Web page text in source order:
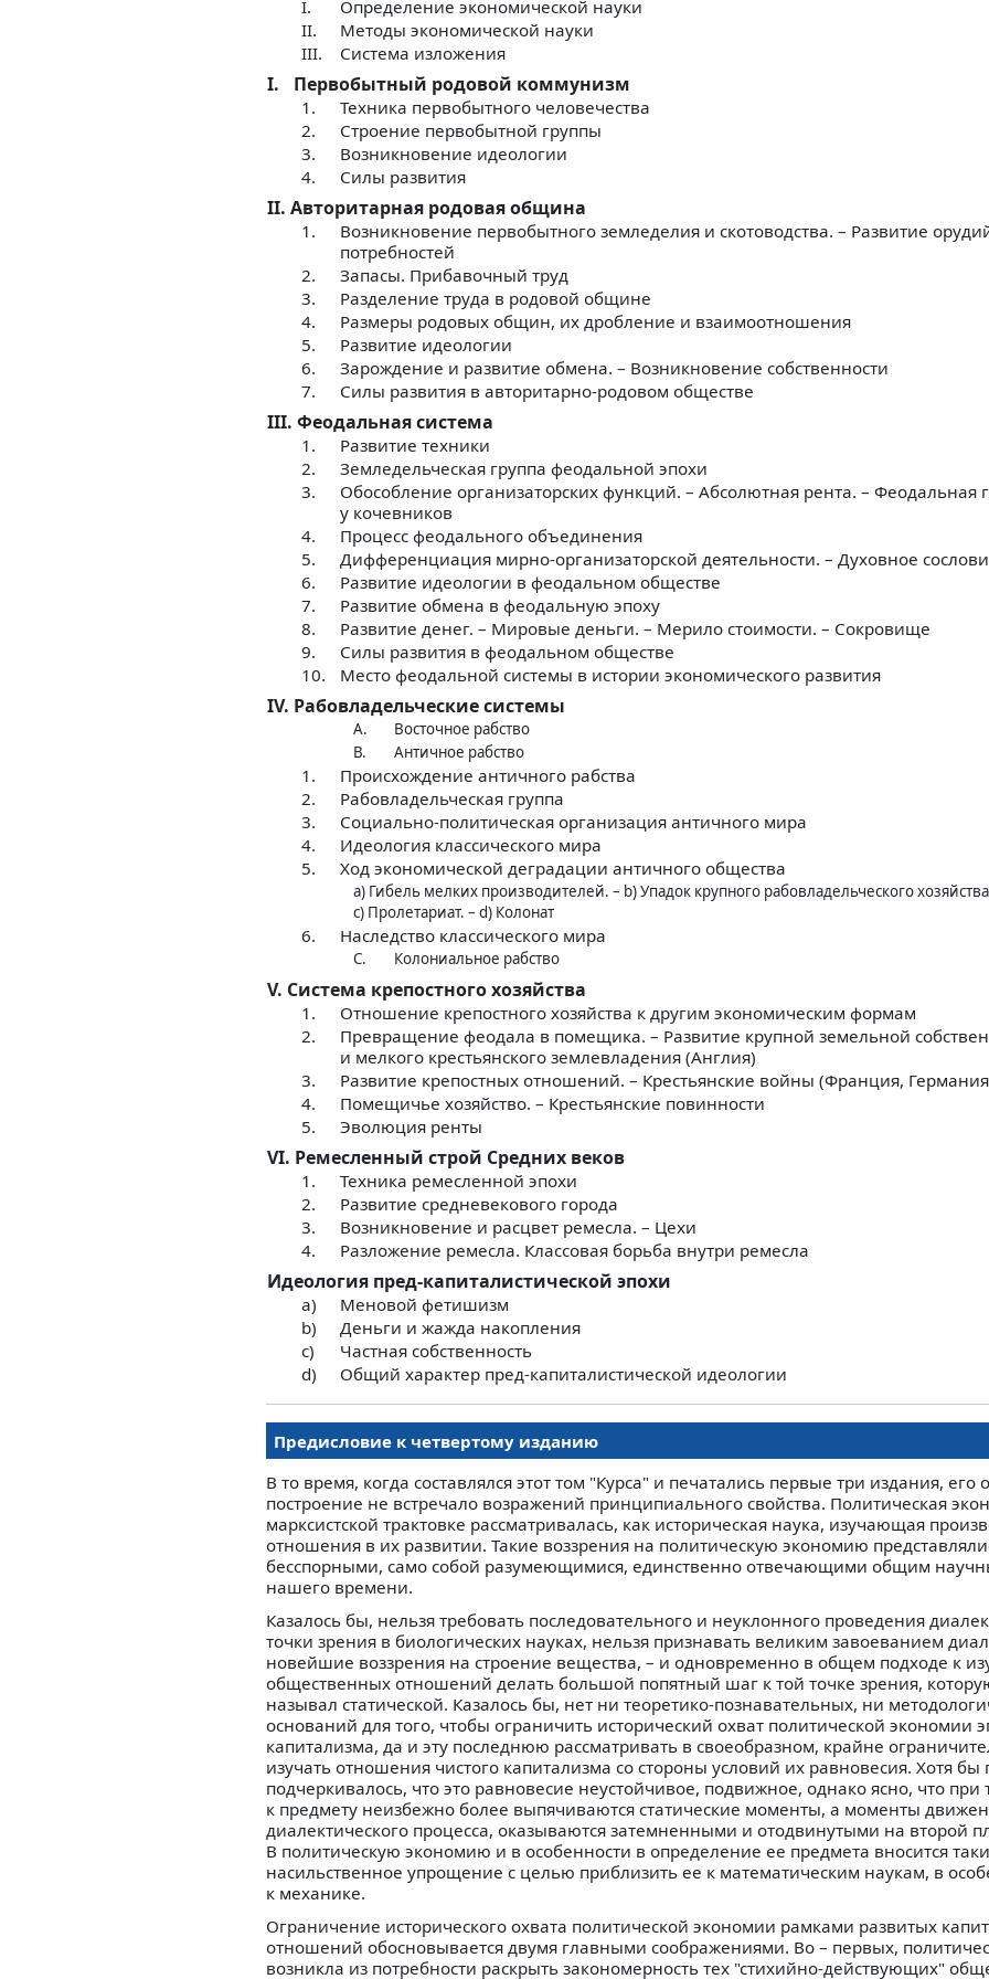
I.
Определение экономической науки
II.
Методы экономической науки
III.
Система изложения
I. Первобытный родовой коммунизм
1.
Техника первобытного человечества
2.
Строение первобытной группы
3.
Возникновение идеологии
4.
Силы развития
II. Авторитарная родовая община
1.
Возникновение первобытного земледелия и скотоводства. – Развитие
потребностей
2.
Запасы. Прибавочный труд
3.
Разделение труда в родовой общине
4.
Размеры родовых общин, их дробление и взаимоотношения
5.
Развитие идеологии
6.
Зарождение и развитие обмена. – Возникновение собственности
7.
Силы развития в авторитарно-родовом обществе
III. Феодальная система
1.
Развитие техники
2.
Земледельческая группа феодальной эпохи
3.
Обособление организаторских функций. – Абсолютная рента. – Феодальная
у кочевников
4.
Процесс феодального объединения
5.
Дифференциация мирно-организаторской деятельности. – Духовное
6.
Развитие идеологии в феодальном обществе
7.
Развитие обмена в феодальную эпоху
8.
Развитие денег. – Мировые деньги. – Мерило стоимости. – Сокровище
9.
Силы развития в феодальном обществе
10.
Место феодальной системы в истории экономического развития
IV. Рабовладельческие системы
А.
Восточное рабство
В.
Античное рабство
1.
Происхождение античного рабства
2.
Рабовладельческая группа
3.
Социально-политическая организация античного мира
4.
Идеология классического мира
5.
Ход экономической деградации античного общества
а) Гибель мелких производителей. – b) Упадок крупного рабовладельческого
с) Пролетариат. – d) Колонат
6. Наследство классического мира
С. Колониальное рабство
V. Система крепостного хозяйства
1.
Отношение крепостного хозяйства к другим экономическим формам
2.
Превращение феодала в помещика. – Развитие крупной земельной
и мелкого крестьянского землевладения (Англия)
3.
Развитие крепостных отношений. – Крестьянские войны (Франция,
4.
Помещичье хозяйство. – Крестьянские повинности
5.
Эволюция ренты
VI. Ремесленный строй Средних веков
1.
Техника ремесленной эпохи
2.
Развитие средневекового города
3.
Возникновение и расцвет ремесла. – Цехи
4.
Разложение ремесла. Классовая борьба внутри ремесла
Идеология пред-капиталистической эпохи
а)
Меновой фетишизм
b)
Деньги и жажда накопления
с)
Частная собственность
d)
Общий характер пред-капиталистической идеологии
Предисловие к четвертому изданию
В то время, когда составлялся этот том "Курса" и печатались первые три издания, его
построение не встречало возражений принципиального свойства. Политическая
марксистской трактовке рассматривалась, как историческая наука, изучающая
отношения в их развитии. Такие воззрения на политическую экономию
бесспорными, само собой разумеющимися, единственно отвечающими общим
нашего времени.
Казалось бы, нельзя требовать последовательного и неуклонного проведения
точки зрения в биологических науках, нельзя признавать великим завоеванием
новейшие воззрения на строение вещества, – и одновременно в общем подходе к
общественных отношений делать большой попятный шаг к той точке зрения,
называл статической. Казалось бы, нет ни теоретико-познавательных, ни
оснований для того, чтобы ограничить исторический охват политической экономии
капитализма, да и эту последнюю рассматривать в своеобразном, крайне
изучать отношения чистого капитализма со стороны условий их равновесия. Хотя бы
подчеркивалось, что это равновесие неустойчивое, подвижное, однако ясно, что при
к предмету неизбежно более выпячиваются статические моменты, а моменты
диалектического процесса, оказываются затемненными и отодвинутыми на второй
В политическую экономию и в особенности в определение ее предмета вносится
насильственное упрощение с целью приблизить ее к математическим наукам, в
к механике.
Ограничение исторического охвата политической экономии рамками развитых
отношений обосновывается двумя главными соображениями. Во – первых,
возникла из потребности раскрыть закономерность тех "стихийно-действующих"